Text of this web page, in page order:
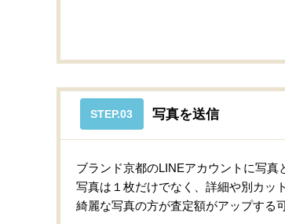
STEP.03 写真を送信
ブランド京都のLINEアカウントに写真
写真は１枚だけでなく、詳細や別カッ
綺麗な写真の方が査定額がアップする